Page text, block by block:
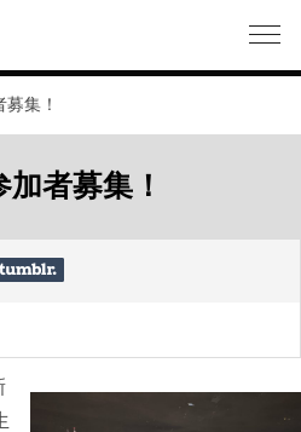
集！
者募集！